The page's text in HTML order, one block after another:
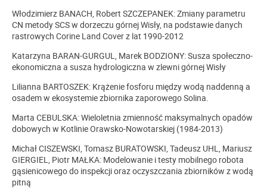
Włodzimierz BANACH, Robert SZCZEPANEK: Zmiany parametru
CN metody SCS w dorzeczu górnej Wisły, na podstawie danych
rastrowych Corine Land Cover z lat 1990-2012
Katarzyna BARAN-GURGUL, Marek BODZIONY: Susza społeczno-
ekonomiczna a susza hydrologiczna w zlewni górnej Wisły
Lilianna BARTOSZEK: Krążenie fosforu między wodą naddenną a
osadem w ekosystemie zbiornika zaporowego Solina.
Marta CEBULSKA: Wieloletnia zmienność maksymalnych opadów
dobowych w Kotlinie Orawsko-Nowotarskiej (1984-2013)
Michał CISZEWSKI, Tomasz BURATOWSKI, Tadeusz UHL, Mariusz
GIERGIEL, Piotr MAŁKA: Modelowanie i testy mobilnego robota
gąsienicowego do inspekcji oraz oczyszczania zbiorników z wodą
pitną